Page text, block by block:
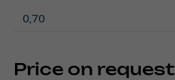
Price on request